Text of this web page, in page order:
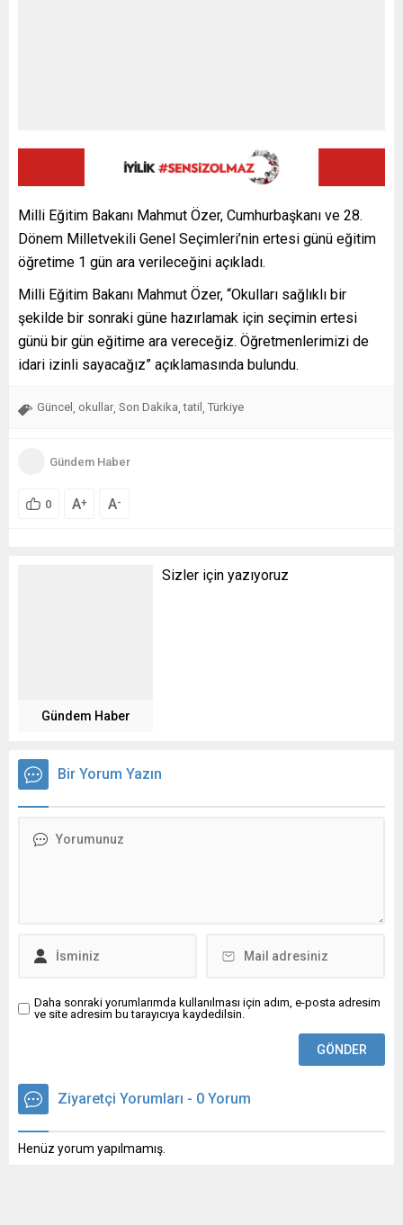
Milli Eğitim Bakanı Mahmut Özer, Cumhurbaşkanı ve 28.
Dönem Milletvekili Genel Seçimleri’nin ertesi günü eğitim
öğretime 1 gün ara verileceğini açıkladı.
Milli Eğitim Bakanı Mahmut Özer, “Okulları sağlıklı bir
şekilde bir sonraki güne hazırlamak için seçimin ertesi
günü bir gün eğitime ara vereceğiz. Öğretmenlerimizi de
idari izinli sayacağız” açıklamasında bulundu.
Güncel , okullar, Son Dakika,tatil , Türkiye
Gündem Haber
0 A+ A-
Gündem Haber
Sizler için yazıyoruz
Bir Yorum Yazın
Daha sonraki yorumlarımda kullanılması için adım, e-posta adresim
ve site adresim bu tarayıcıya kaydedilsin.
Ziyaretçi Yorumları - 0 Yorum
Henüz yorum yapılmamış.